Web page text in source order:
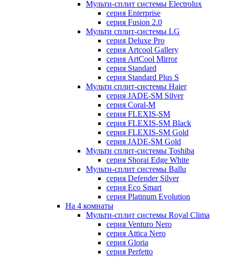
Мульти-сплит системы Electrolux
серия Enterprise
серия Fusion 2.0
Мульти сплит-системы LG
серия Deluxe Pro
серия Artcool Gallery
серия ArtCool Mirror
серия Standard
серия Standard Plus S
Мульти сплит-системы Haier
серия JADE-SM Silver
серия Coral-M
серия FLEXIS-SM
серия FLEXIS-SM Black
серия FLEXIS-SM Gold
серия JADE-SM Gold
Мульти сплит-системы Toshiba
серия Shorai Edge White
Мульти-сплит системы Ballu
серия Defender Silver
серия Eco Smart
серия Platinum Evolution
На 4 комнаты
Мульти-сплит системы Royal Clima
серия Venturo Nero
серия Attica Nero
серия Gloria
серия Perfetto